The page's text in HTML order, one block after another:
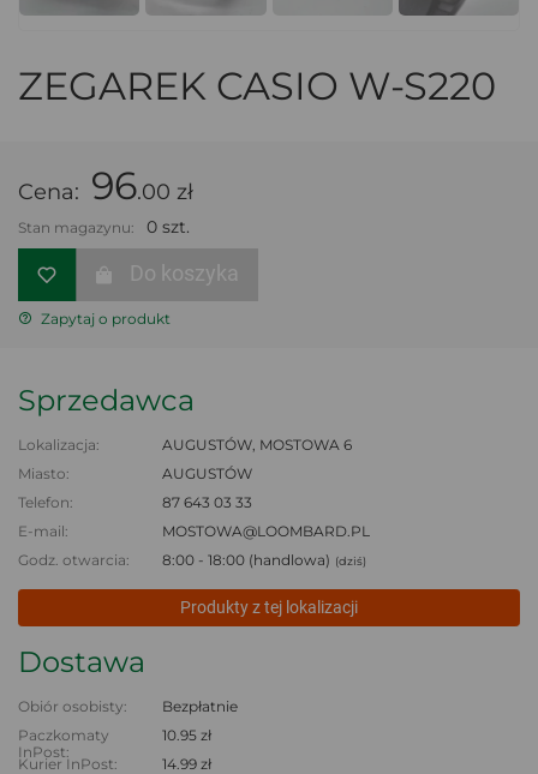
ZEGAREK CASIO W-S220
Cena: 96.00 zł
Stan magazynu: 0 szt.
Do koszyka
Zapytaj o produkt
Sprzedawca
Lokalizacja:
AUGUSTÓW, MOSTOWA 6
Miasto:
AUGUSTÓW
Telefon:
87 643 03 33
E-mail:
MOSTOWA@LOOMBARD.PL
Godz. otwarcia:
8:00 - 18:00 (handlowa) (dziś)
Produkty z tej lokalizacji
Dostawa
Obiór osobisty:
Bezpłatnie
Paczkomaty
InPost:
10.95 zł
Kurier InPost:
14.99 zł